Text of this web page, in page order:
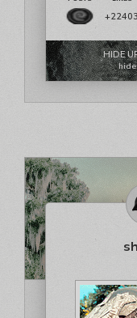
+22403
HIDE